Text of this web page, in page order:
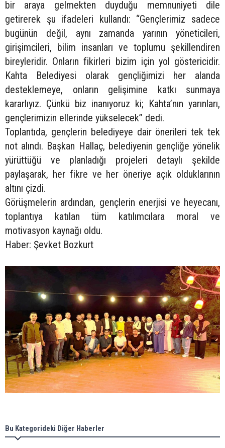
bir araya gelmekten duyduğu memnuniyeti dile
getirerek şu ifadeleri kullandı: “Gençlerimiz sadece
bugünün değil, aynı zamanda yarının yöneticileri,
girişimcileri, bilim insanları ve toplumu şekillendiren
bireyleridir. Onların fikirleri bizim için yol göstericidir.
Kahta Belediyesi olarak gençliğimizi her alanda
desteklemeye, onların gelişimine katkı sunmaya
kararlıyız. Çünkü biz inanıyoruz ki; Kahta’nın yarınları,
gençlerimizin ellerinde yükselecek” dedi.
Toplantıda, gençlerin belediyeye dair önerileri tek tek
not alındı. Başkan Hallaç, belediyenin gençliğe yönelik
yürüttüğü ve planladığı projeleri detaylı şekilde
paylaşarak, her fikre ve her öneriye açık olduklarının
altını çizdi.
Görüşmelerin ardından, gençlerin enerjisi ve heyecanı,
toplantıya katılan tüm katılımcılara moral ve
motivasyon kaynağı oldu.
Haber: Şevket Bozkurt
Bu Kategorideki Diğer Haberler